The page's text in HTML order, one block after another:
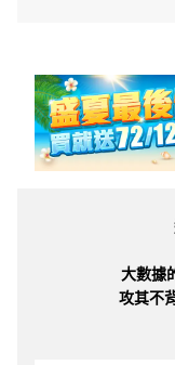
大數據
攻其不